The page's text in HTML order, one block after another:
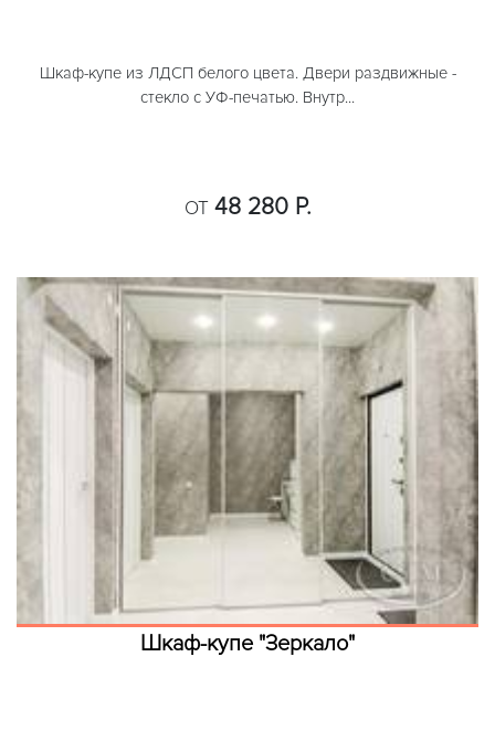
Шкаф-купе из ЛДСП белого цвета. Двери раздвижные -
стекло с УФ-печатью. Внутр...
ОТ 48 280 Р.
Шкаф-купе "Зеркало"